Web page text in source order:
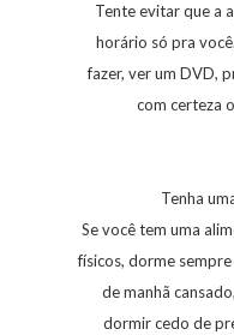
Tente evitar que a
horário só pra
fazer, ver um DVD,
com certeza
Tenha
Se você tem uma
físicos, dorme
de manhã
dormir cedo de